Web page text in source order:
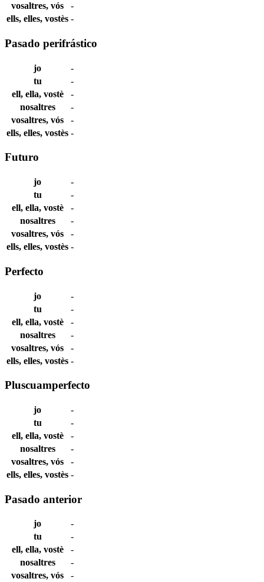
vosaltres, vós
-
ells, elles, vostès -
Pasado perifrástico
jo
-
tu
-
ell, ella, vostè
-
nosaltres
-
vosaltres, vós
-
ells, elles, vostès -
Futuro
jo
-
tu
-
ell, ella, vostè
-
nosaltres
-
vosaltres, vós
-
ells, elles, vostès -
Perfecto
jo
-
tu
-
ell, ella, vostè
-
nosaltres
-
vosaltres, vós
-
ells, elles, vostès -
Pluscuamperfecto
jo
-
tu
-
ell, ella, vostè
-
nosaltres
-
vosaltres, vós
-
ells, elles, vostès -
Pasado anterior
jo
-
tu
-
ell, ella, vostè
-
nosaltres
-
vosaltres, vós
-